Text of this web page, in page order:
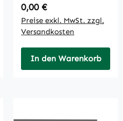
Regulärer Preis:
0,00 €
Preise exkl. MwSt. zzgl.
Versandkosten
In den Warenkorb